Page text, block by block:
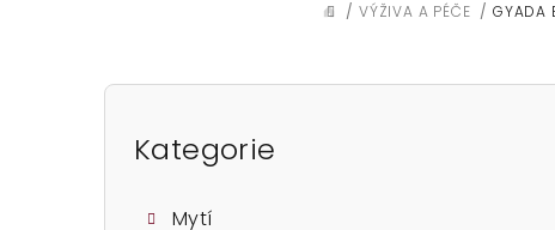
DOMŮ
/ VÝŽIVA A PÉČE / GYADA
P
Přeskočit
kategorie
Kategorie
Mytí